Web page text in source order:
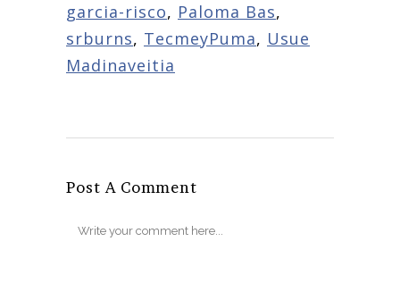
garcia-risco, Paloma Bas,
srburns, TecmeyPuma, Usue
Madinaveitia
Post A Comment